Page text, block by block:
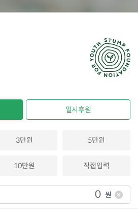
일시후원
3만원 5만원
10만원 직접입력
원